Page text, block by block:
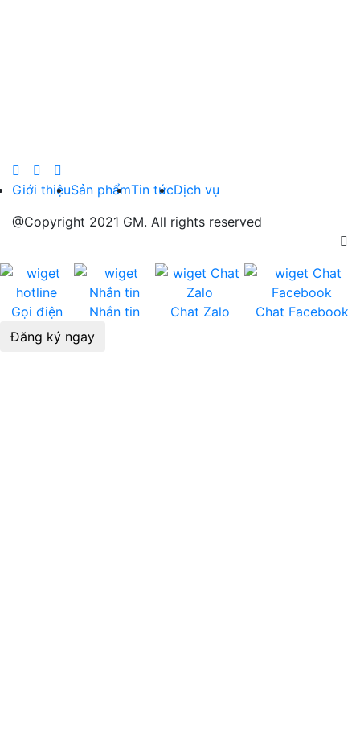
Giới thiệuSản phẩmTin tứcDịch vụ
@Copyright 2021 GM. All rights reserved
Gọi điện Nhắn tin Chat Zalo
Chat Facebook
Đăng ký ngay